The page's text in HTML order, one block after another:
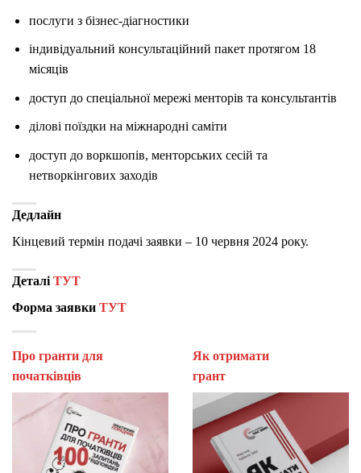
послуги з бізнес-діагностики
індивідуальний консультаційний пакет протягом 18
місяців
доступ до спеціальної мережі менторів та консультантів
ділові поїздки на міжнародні саміти
доступ до воркшопів, менторських сесій та
нетворкінгових заходів
Дедлайн
Кінцевий термін подачі заявки – 10 червня 2024 року.
Деталі ТУТ
Форма заявки ТУТ
Про гранти для
початківців
Як отримати